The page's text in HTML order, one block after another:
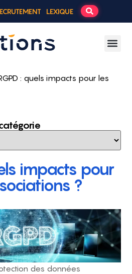
LEXIQUE
: quels impacts pour les
impacts pour
?
des données